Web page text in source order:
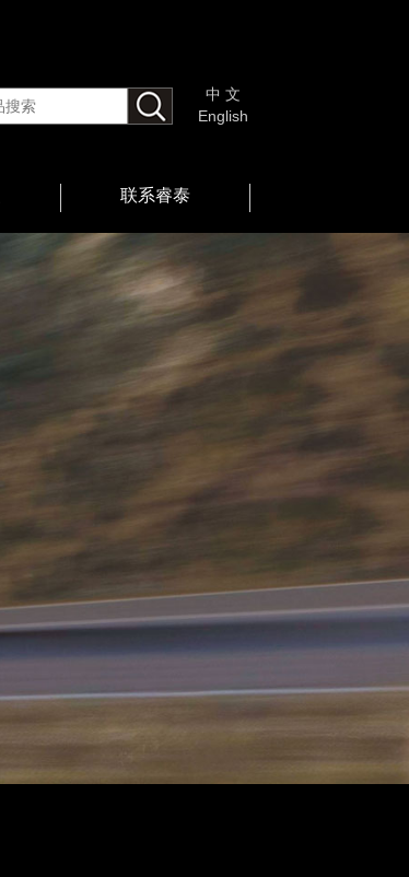
中 文
English
联系睿泰